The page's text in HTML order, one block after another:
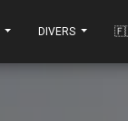
DIVERS